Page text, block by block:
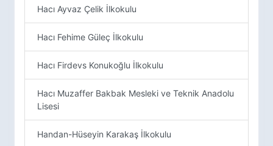
Hacı Ayvaz Çelik İlkokulu
Hacı Fehime Güleç İlkokulu
Hacı Firdevs Konukoğlu İlkokulu
Hacı Muzaffer Bakbak Mesleki ve Teknik Anadolu
Lisesi
Handan-Hüseyin Karakaş İlkokulu